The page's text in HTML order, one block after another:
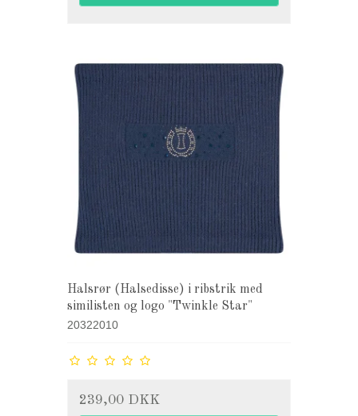
Halsrør (Halsedisse) i ribstrik med
similisten og logo "Twinkle Star"
20322010
239,00 DKK